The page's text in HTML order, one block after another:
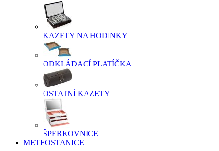
KAZETY NA HODINKY
ODKLÁDACÍ PLATÍČKA
OSTATNÍ KAZETY
ŠPERKOVNICE
METEOSTANICE